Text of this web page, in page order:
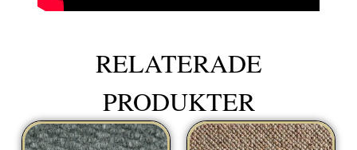
RELATERADE
PRODUKTER